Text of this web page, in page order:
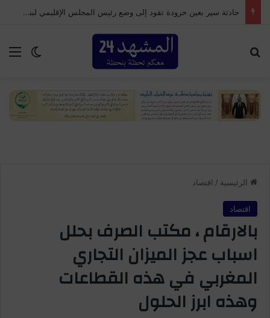
حادثة سير بعين حرودة تقود إلى وضع رئيس المجلس الإقليمي لبنسليمان تحت الحراسة النظرية
الوضع
الرئيسية / اقتصاد
اقتصاد
بالارقام ، مكتب الصرف بحلل
اسباب عجز الميزان التجاري
المغربي في هذه القطاعات
وهذه ابرز الحلول